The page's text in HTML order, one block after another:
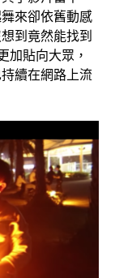
來卻依舊動感
到竟然能找到
加貼向大眾，
續在網路上流